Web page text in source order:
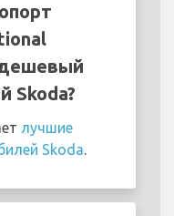
Skoda?
лучшие
Skoda.